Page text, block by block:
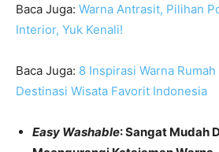
Baca Juga: Warna Antrasit, Pilihan
Interior, Yuk Kenali!
Baca Juga: 8 Inspirasi Warna
Destinasi Wisata Favorit Indonesia
Easy Washable: Sangat Mudah